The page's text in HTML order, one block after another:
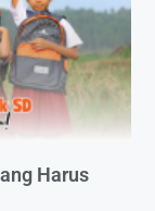
Harus